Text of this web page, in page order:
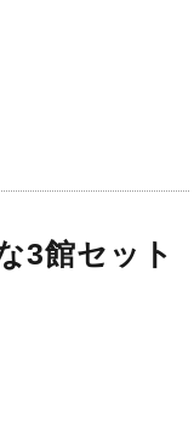
3館セット